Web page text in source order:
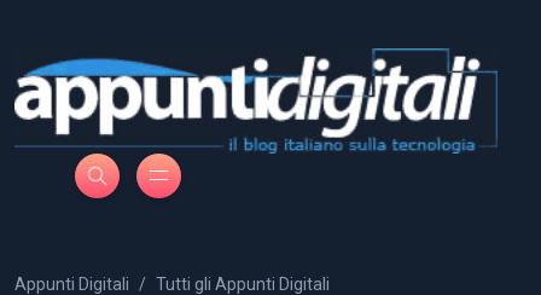
Appunti Digitali
Tutti gli Appunti Digitali